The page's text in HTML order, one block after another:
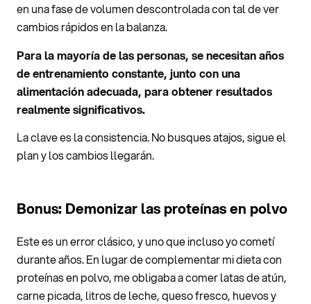
en una fase de volumen descontrolada con tal de ver
cambios rápidos en la balanza.
Para la mayoría de las personas, se necesitan años
de entrenamiento constante, junto con una
alimentación adecuada, para obtener resultados
realmente significativos.
La clave es la consistencia. No busques atajos, sigue el
plan y los cambios llegarán.
Bonus: Demonizar las proteínas en polvo
Este es un error clásico, y uno que incluso yo cometí
durante años. En lugar de complementar mi dieta con
proteínas en polvo, me obligaba a comer latas de atún,
carne picada, litros de leche, queso fresco, huevos y